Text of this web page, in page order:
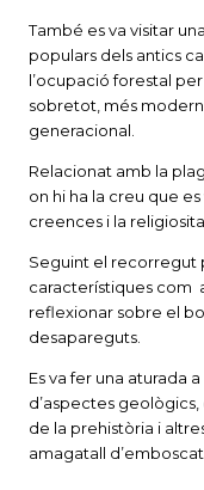
També es va visitar
populars dels antics
l’ocupació forestal
sobretot, més
generacional.
Relacionat amb la
on hi ha la creu que
creences i la
Seguint el recorregut
característiques com
reflexionar sobre el
desapareguts.
Es va fer una aturada
d’aspectes
de la prehistòria i
amagatall